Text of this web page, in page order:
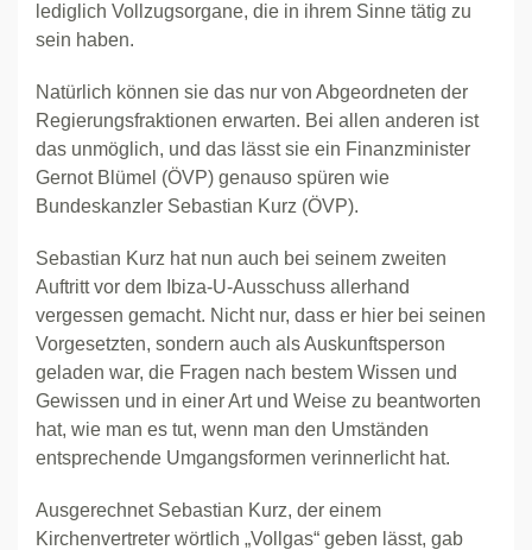
lediglich Vollzugsorgane, die in ihrem Sinne tätig zu
sein haben.
Natürlich können sie das nur von Abgeordneten der
Regierungsfraktionen erwarten. Bei allen anderen ist
das unmöglich, und das lässt sie ein Finanzminister
Gernot Blümel (ÖVP) genauso spüren wie
Bundeskanzler Sebastian Kurz (ÖVP).
Sebastian Kurz hat nun auch bei seinem zweiten
Auftritt vor dem Ibiza-U-Ausschuss allerhand
vergessen gemacht. Nicht nur, dass er hier bei seinen
Vorgesetzten, sondern auch als Auskunftsperson
geladen war, die Fragen nach bestem Wissen und
Gewissen und in einer Art und Weise zu beantworten
hat, wie man es tut, wenn man den Umständen
entsprechende Umgangsformen verinnerlicht hat.
Ausgerechnet Sebastian Kurz, der einem
Kirchenvertreter wörtlich „Vollgas“ geben lässt, gab